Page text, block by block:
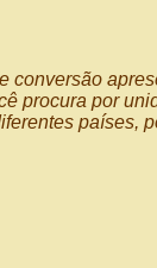
conversão
procura por
países,